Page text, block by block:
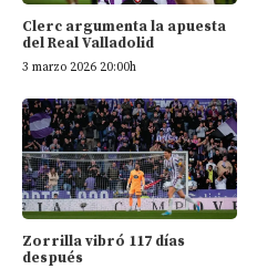
Clerc argumenta la apuesta
del Real Valladolid
3 marzo 2026 20:00h
Zorrilla vibró 117 días
después